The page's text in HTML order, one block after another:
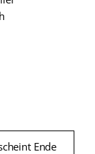
Ende